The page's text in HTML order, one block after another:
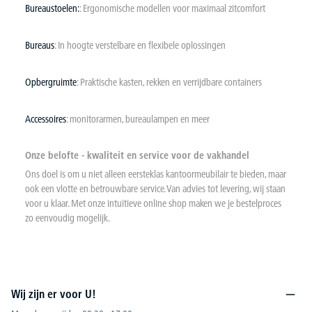
Bureaustoelen:: Ergonomische modellen voor maximaal zitcomfort
Bureaus: In hoogte verstelbare en flexibele oplossingen
Opbergruimte: Praktische kasten, rekken en verrijdbare containers
Accessoires: monitorarmen, bureaulampen en meer
Onze belofte - kwaliteit en service voor de vakhandel
Ons doel is om u niet alleen eersteklas kantoormeubilair te bieden, maar
ook een vlotte en betrouwbare service. Van advies tot levering, wij staan
voor u klaar. Met onze intuïtieve online shop maken we je bestelproces
zo eenvoudig mogelijk.
Wij zijn er voor U!